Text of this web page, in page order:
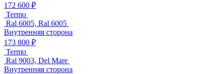
172 600 ₽
Termo
Ral 6005, Ral 6005
Внутренняя сторона
173 800 ₽
Termo
Ral 9003, Del Mare
Внутренняя сторона